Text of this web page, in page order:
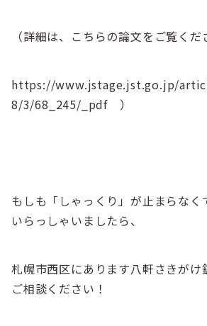
（詳細は、こちらの論文をご覧く
https://www.jstage.jst.go.jp/
8/3/68_245/_pdf ）
もしも「しゃっくり」が止まらなく
いらっしゃいましたら、
札幌市西区にあります八軒さきがけ
ご相談ください！